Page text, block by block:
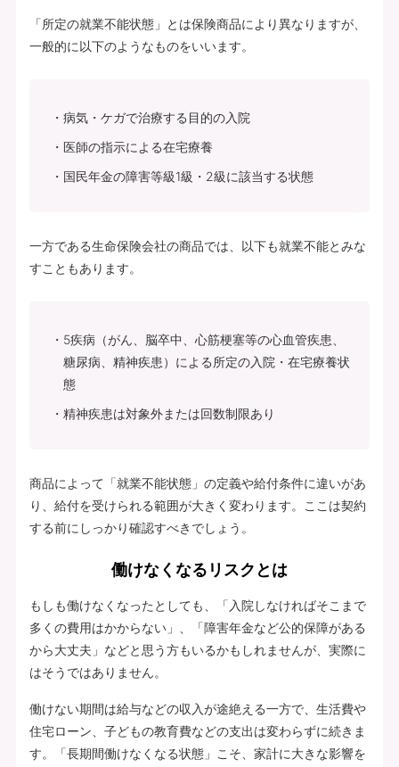
「所定の就業不能状態」とは保険商品により異なりますが、
一般的に以下のようなものをいいます。
病気・ケガで治療する目的の入院
医師の指示による在宅療養
国民年金の障害等級1級・2級に該当する状態
一方である生命保険会社の商品では、以下も就業不能とみな
すこともあります。
5疾病（がん、脳卒中、心筋梗塞等の心血管疾患、
糖尿病、精神疾患）による所定の入院・在宅療養状
態
精神疾患は対象外または回数制限あり
商品によって「就業不能状態」の定義や給付条件に違いがあ
り、給付を受けられる範囲が大きく変わります。ここは契約
する前にしっかり確認すべきでしょう。
働けなくなるリスクとは
もしも働けなくなったとしても、「入院しなければそこまで
多くの費用はかからない」、「障害年金など公的保障がある
から大丈夫」などと思う方もいるかもしれませんが、実際に
はそうではありません。
働けない期間は給与などの収入が途絶える一方で、生活費や
住宅ローン、子どもの教育費などの支出は変わらずに続きま
す。「長期間働けなくなる状態」こそ、家計に大きな影響を